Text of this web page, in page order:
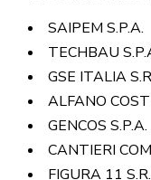
SAIPEM S.P.A.
TECHBAU
GSE ITALIA
ALFANO
GENCOS S.P.A.
CANTIERI
FIGURA 11